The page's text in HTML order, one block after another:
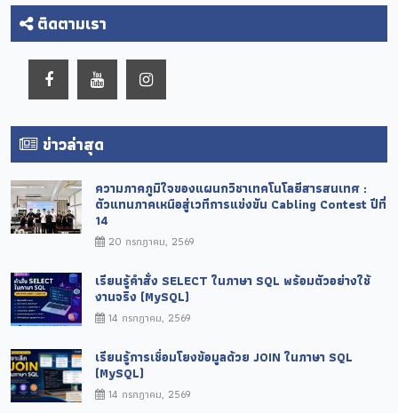
ติดตามเรา
ข่าวล่าสุด
ความภาคภูมิใจของแผนกวิชาเทคโนโลยีสารสนเทศ :
ตัวแทนภาคเหนือสู่เวทีการแข่งขัน Cabling Contest ปีที่
14
20 กรกฎาคม, 2569
เรียนรู้คำสั่ง SELECT ในภาษา SQL พร้อมตัวอย่างใช้
งานจริง (MySQL)
14 กรกฎาคม, 2569
เรียนรู้การเชื่อมโยงข้อมูลด้วย JOIN ในภาษา SQL
(MySQL)
14 กรกฎาคม, 2569